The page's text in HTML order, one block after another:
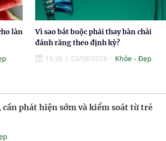
làn
Vì sao bắt buộc phải thay bàn chải
đánh răng theo định kỳ?
15:36 | 03/08/2026 Khỏe - Đẹp
phát hiện sớm và kiểm soát từ trẻ